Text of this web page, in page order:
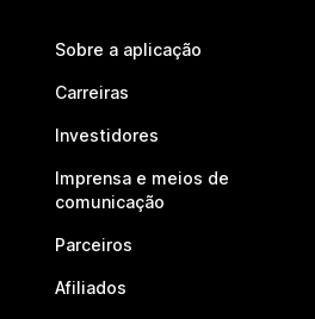
Sobre a aplicação
Carreiras
Investidores
Imprensa e meios de
comunicação
Parceiros
Afiliados